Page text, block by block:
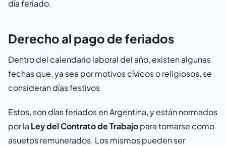
día feriado.
Derecho al pago de feriados
Dentro del calendario laboral del año, existen algunas
fechas que, ya sea por motivos cívicos o religiosos, se
consideran días festivos
Estos, son días feriados en Argentina, y están normados
por la Ley del Contrato de Trabajopara tomarse como
asuetos remunerados. Los mismos pueden ser